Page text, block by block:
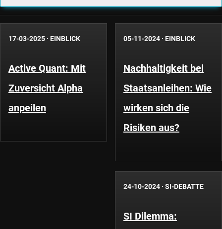
17-03-2025 · EINBLICK
Active Quant: Mit
Zuversicht Alpha
anpeilen
05-11-2024 · EINBLICK
Nachhaltigkeit bei
Staatsanleihen: Wie
wirken sich die
Risiken aus?
24-10-2024 · SI-DEBATTE
SI Dilemma: